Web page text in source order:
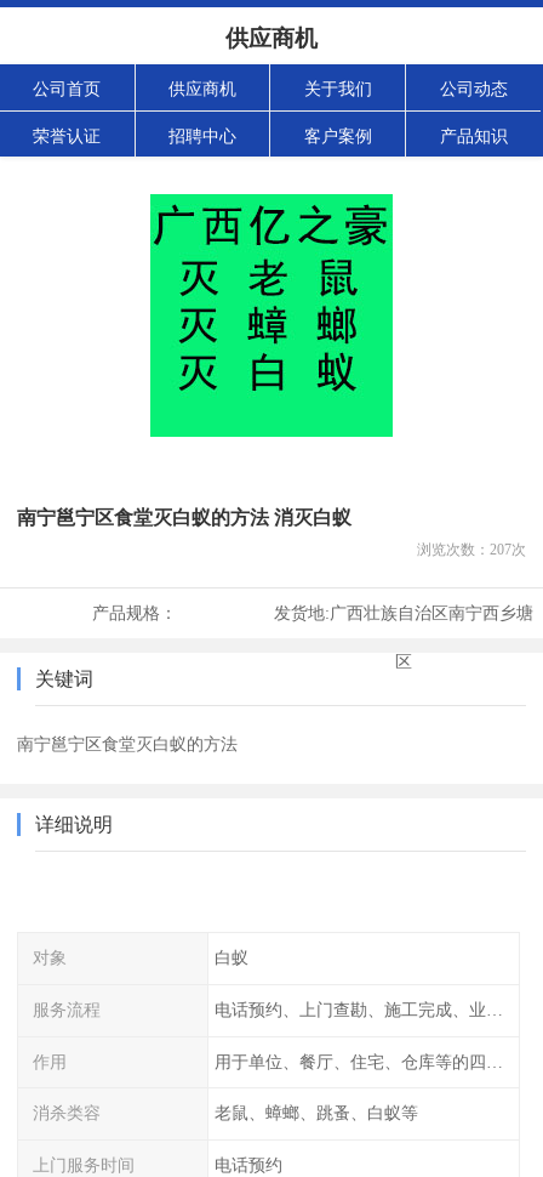
供应商机
公司首页 供应商机 关于我们 公司动态
荣誉认证 招聘中心 客户案例 产品知识
南宁邕宁区食堂灭白蚁的方法 消灭白蚁
浏览次数： 207次
产品规格： 发货地:广西壮族自治区南宁西乡塘
区
关键词
南宁邕宁区食堂灭白蚁的方法
详细说明
对象 白蚁
服务流程
作用
消杀类容 老鼠、蟑螂、跳蚤、白蚁等
上门服务时间 电话预约